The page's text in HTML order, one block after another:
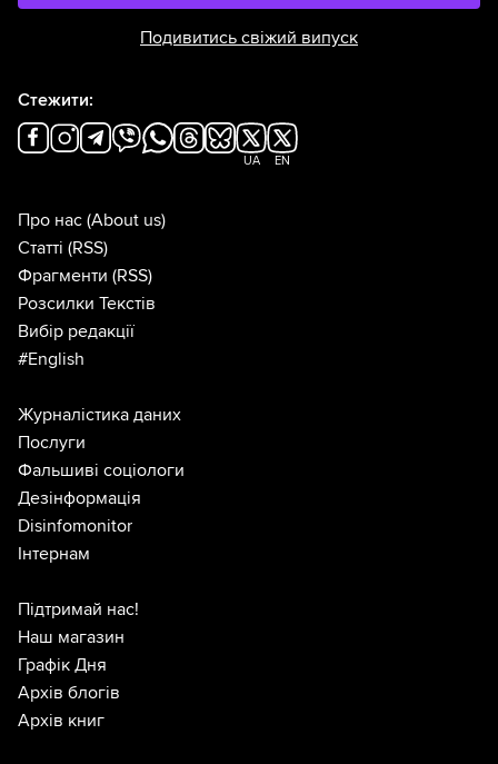
Подивитись свіжий випуск
Стежити:
UA EN
Про нас (About us)
Статті (RSS)
Фрагменти (RSS)
Розсилки Текстів
Вибір редакції
#English
Журналістика даних
Послуги
Фальшиві соціологи
Дезінформація
Disinfomonitor
Інтернам
Підтримай нас!
Наш магазин
Графік Дня
Архів блогів
Архів книг